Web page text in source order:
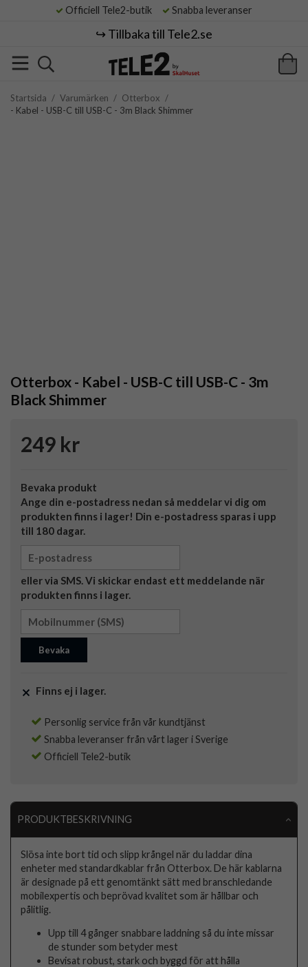
Officiell Tele2-butik Snabba leveranser
↪️ Tillbaka till Tele2.se
Startsida / Varumärken / Otterbox /
- Kabel - USB-C till USB-C - 3m Black Shimmer
Otterbox - Kabel - USB-C till USB-C - 3m
Black Shimmer
249 kr
Bevaka produkt
Ange din e-postadress nedan så meddelar vi dig om
produkten finns i lager! Din e-postadress sparas i upp
till 180 dagar.
eller via SMS. Vi skickar endast ett meddelande när
produkten finns i lager.
Bevaka
Finns ej i lager.
Personlig service från vår kundtjänst
Snabba leveranser från vårt lager i Sverige
Officiell Tele2-butik
PRODUKTBESKRIVNING
Slösa inte bort tid och slipp krångel när du laddar dina
enheter med standardkablar från Otterbox. De här kablarna
är designade på ett genomtänkt sätt med branschledande
mobilexpertis och beprövad kvalitet som är hållbar och
pålitlig.
Upp till 4 gånger snabbare laddning så du inte missar
de stunder som betyder mest
Bevisat robust, stark och byggd för att hålla